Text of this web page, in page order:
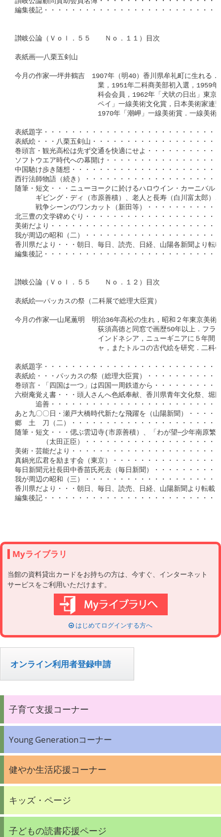
Myライブラリ
当館の資料貸出カードをお持ちの方は、今すぐ、インターネット
サービスをご利用いただけます。
はじめてログインする方へ
オンライン利用者登録申請
子育て支援コーナー
Young Generationコーナー
健やか生活応援コーナー
キッズ・ページ
子どもの読書応援ページ